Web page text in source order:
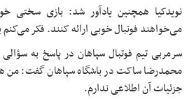
نویدکیا همچنین یادآور شد: بازی سختی
می‌خواهند فوتبال خوبی ارائه کنند. فکر
سرمربی تیم فوتبال سپاهان در پاسخ به
محمدرضا ساکت در باشگاه سپاهان گفت: من هم
جزئیات آن اطلاعی ندارم.